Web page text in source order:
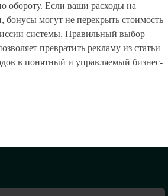
обороту. Если ваши расходы на
бонусы могут не перекрыть стоимость
системы. Правильный выбор
превратить рекламу из статьи
в понятный и управляемый бизнес-